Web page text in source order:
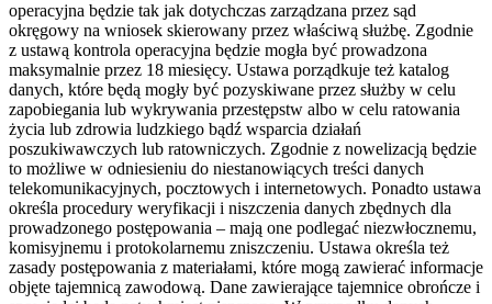
operacyjna będzie tak jak dotychczas zarządzana przez sąd
okręgowy na wniosek skierowany przez właściwą służbę. Zgodnie
z ustawą kontrola operacyjna będzie mogła być prowadzona
maksymalnie przez 18 miesięcy. Ustawa porządkuje też katalog
danych, które będą mogły być pozyskiwane przez służby w celu
zapobiegania lub wykrywania przestępstw albo w celu ratowania
życia lub zdrowia ludzkiego bądź wsparcia działań
poszukiwawczych lub ratowniczych. Zgodnie z nowelizacją będzie
to możliwe w odniesieniu do niestanowiących treści danych
telekomunikacyjnych, pocztowych i internetowych. Ponadto ustawa
określa procedury weryfikacji i niszczenia danych zbędnych dla
prowadzonego postępowania – mają one podlegać niezwłocznemu,
komisyjnemu i protokolarnemu zniszczeniu. Ustawa określa też
zasady postępowania z materiałami, które mogą zawierać informacje
objęte tajemnicą zawodową. Dane zawierające tajemnice obrończe i